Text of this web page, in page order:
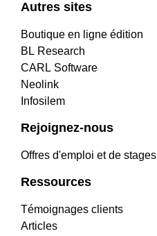
Autres sites
Boutique en ligne édition
BL Research
CARL Software
Neolink
Infosilem
Rejoignez-nous
Offres d'emploi et de stages
Ressources
Témoignages clients
Articles